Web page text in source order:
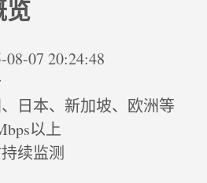
览
08-07 20:24:48
日本、新加坡、欧洲等
以上
续监测